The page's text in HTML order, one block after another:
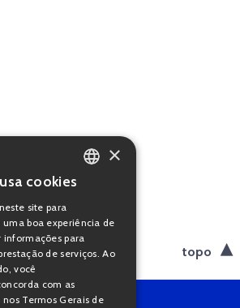
topo
PORTUGUESE
×
cookies
site para
boa experiência de
informações para
de serviços. Ao
você
com as
Termos Gerais de